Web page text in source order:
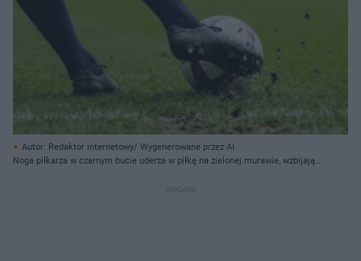
Autor: Redaktor internetowy/ Wygenerowane przez AI
Noga piłkarza w czarnym bucie uderza w piłkę na zielonej murawie, wzbijając